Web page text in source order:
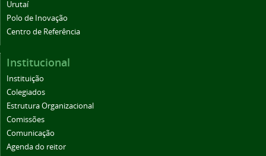
Urutaí
Polo de Inovação
Centro de Referência
Institucional
Instituição
Colegiados
Estrutura Organizacional
Comissões
Comunicação
Agenda do reitor